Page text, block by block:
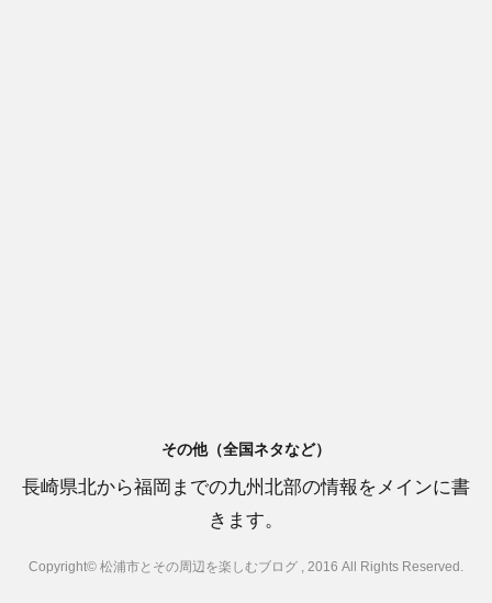
その他（全国ネタなど）
長崎県北から福岡までの九州北部の情報をメインに書
きます。
Copyright© 松浦市とその周辺を楽しむブログ , 2016 All Rights Reserved.